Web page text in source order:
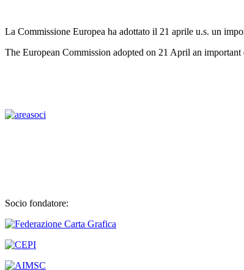
La Commissione Europea ha adottato il 21 aprile u.s. un
The European Commission adopted on 21 April an
Socio fondatore: